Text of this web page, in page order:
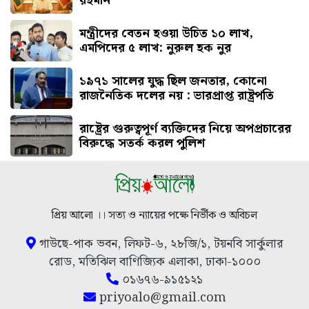
মন্ত্রীদের বেতন হওয়া উচিত ১০ লাখ,
এমপিদের ৫ লাখ: নুরুল হক নুর
১৯৭১ সালের যুদ্ধ ছিল জনতার, কোনো
রাজনৈতিক দলের নয় : ভারপ্রাপ্ত রাষ্ট্রপতি
রাষ্ট্রের গুরুত্বপূর্ণ ব্যক্তিদের নিয়ে অপপ্রচারের
বিরুদ্ধে সতর্ক করল পুলিশ
প্রিয় আলো ।। সত্য ও ন্যায়ের পক্ষে নির্ভীক ও অবিচল
গাউছে-পাক ভবন, লিফট-৬, ২৮জি/১, টয়নবি সার্কুলার
রোড, মতিঝিল বাণিজ্যিক এলাকা, ঢাকা-১০০০
০১৬৭৬-৯১৫১২১
priyoalo@gmail.com